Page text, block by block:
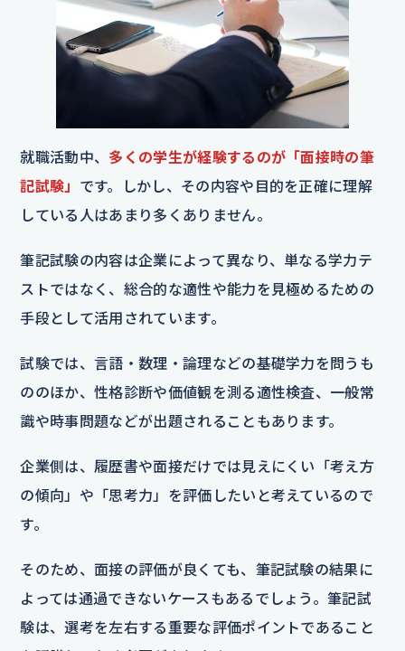
就職活動中、 多くの学生が経験するのが「面接時の筆
記試験」 です。しかし、その内容や目的を正確に理解
している人はあまり多くありません。
筆記試験の内容は企業によって異なり、単なる学力テ
ストではなく、総合的な適性や能力を見極めるための
手段として活用されています。
試験では、言語・数理・論理などの基礎学力を問うも
ののほか、性格診断や価値観を測る適性検査、一般常
識や時事問題などが出題されることもあります。
企業側は、履歴書や面接だけでは見えにくい「考え方
の傾向」や「思考力」を評価したいと考えているので
す。
そのため、面接の評価が良くても、筆記試験の結果に
よっては通過できないケースもあるでしょう。筆記試
験は、選考を左右する重要な評価ポイントであること